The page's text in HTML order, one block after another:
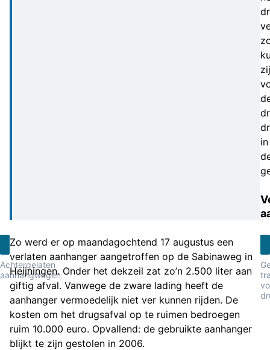
in
Achtergelaten
aanhangwagen
Zo werd er op maandagochtend 17 augustus een
verlaten aanhanger aangetroffen op de Sabinaweg in
Heijningen. Onder het dekzeil zat zo’n 2.500 liter aan
giftig afval. Vanwege de zware lading heeft de
aanhanger vermoedelijk niet ver kunnen rijden. De
kosten om het drugsafval op te ruimen bedroegen
ruim 10.000 euro. Opvallend: de gebruikte aanhanger
blijkt te zijn gestolen in 2006.